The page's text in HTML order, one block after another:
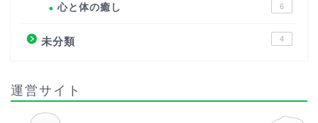
心と体の癒し 6
未分類 4
運営サイト